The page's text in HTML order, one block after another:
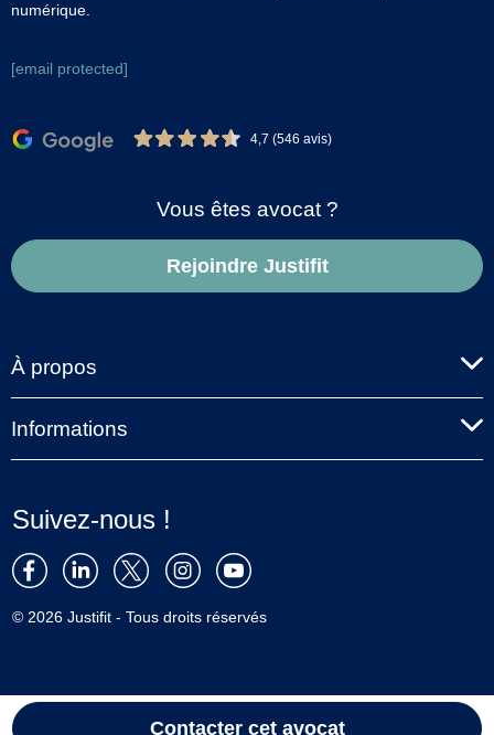
Contacter cet avocat
numérique.
[email protected]
4,7 (546 avis)
Vous êtes avocat ?
Rejoindre Justifit
À propos
Informations
Suivez-nous !
© 2026 Justifit - Tous droits réservés